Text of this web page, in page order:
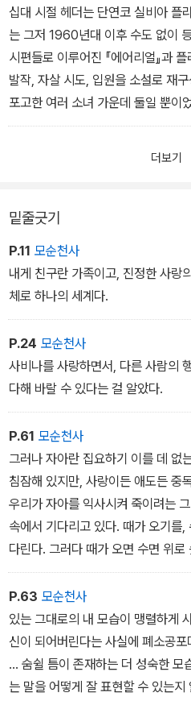
었다. 「연기 자욱한 카페를 찾아서」
십대 시절 헤더는 단연코 실비아
는 그저 1960년대 이후 수도 없이
시편들로 이루어진 『에어리얼』과
발작, 자살 시도, 입원을 소설로 재구
포고한 여러 소녀 가운데 둘일 뿐
다고 주장하는 건 십대 특유의 슬픔
더보기
밑줄긋기
P.11 모순천사
내게 친구란 가족이고, 진정한 사랑
체로 하나의 세계다.
P.24 모순천사
사비나를 사랑하면서, 다른 사람의
다해 바랄 수 있다는 걸 알았다.
P.61 모순천사
그러나 자아란 집요하기 이를 데 없
침잠해 있지만, 사랑이든 애도든 중
우리가 자아를 익사시켜 죽이려는
속에서 기다리고 있다. 때가 오기를,
다린다. 그러다 때가 오면 수면 위로
P.63 모순천사
있는 그대로의 내 모습이 맹렬하게
신이 되어버린다는 사실에 폐소공포
... 숨쉴 틈이 존재하는 더 성숙한 모
는 말을 어떻게 잘 표현할 수 있는지